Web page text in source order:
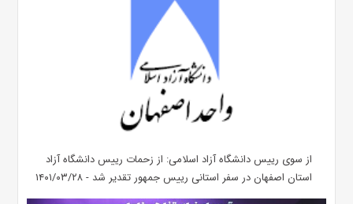
از سوی رییس دانشگاه آزاد اسلامی: از زحمات رییس دانشگاه آزاد
استان اصفهان در سفر استانی رییس جمهور تقدیر شد - ۱۴۰۱/۰۳/۲۸